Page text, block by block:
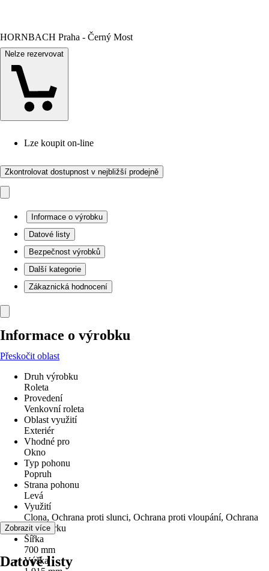
HORNBACH Praha - Černý Most
Nelze rezervovat
Lze koupit on-line
Zkontrolovat dostupnost v nejbližší prodejně
Informace o výrobku
Datové listy
Bezpečnost výrobků
Další kategorie
Zákaznická hodnocení
Informace o výrobku
Přeskočit oblast
Druh výrobku
Roleta
Provedení
Venkovní roleta
Oblast využití
Exteriér
Vhodné pro
Okno
Typ pohonu
Popruh
Strana pohonu
Levá
Využití
Clona, Ochrana proti slunci, Ochrana proti vloupání, Ochrana
proti horku
Šířka
700 mm
Výška
Zobrazit více
Datové listy